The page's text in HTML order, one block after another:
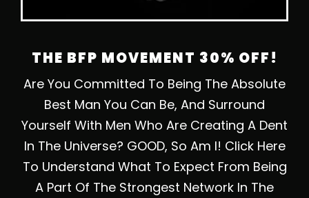
THE BFP MOVEMENT 30% OFF!
Are You Committed To Being The Absolute
Best Man You Can Be, And Surround
Yourself With Men Who Are Creating A Dent
In The Universe? GOOD, So Am I! Click Here
To Understand What To Expect From Being
A Part Of The Strongest Network In The